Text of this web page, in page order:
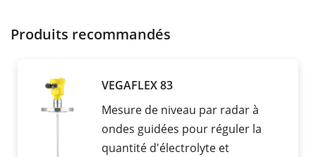
Produits recommandés
VEGAFLEX 83
Mesure de niveau par radar à
ondes guidées pour réguler la
quantité d'électrolyte et